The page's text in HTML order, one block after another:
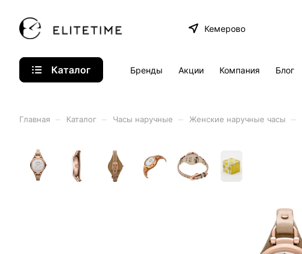
Кемерово
Каталог Бренды Акции Компания Блог
Главная Каталог Часы наручные Женские наручные часы